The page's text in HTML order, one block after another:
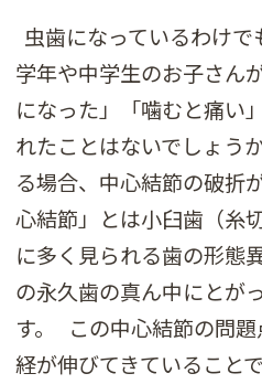
虫歯になっているわけ
学年や中学生のお子さん
になった」「噛むと痛い
れたことはないでしょう
る場合、中心結節の破折
心結節」とは小臼歯（糸
に多く見られる歯の形態
の永久歯の真ん中にとが
す。 この中心結節の問
経が伸びてきていること